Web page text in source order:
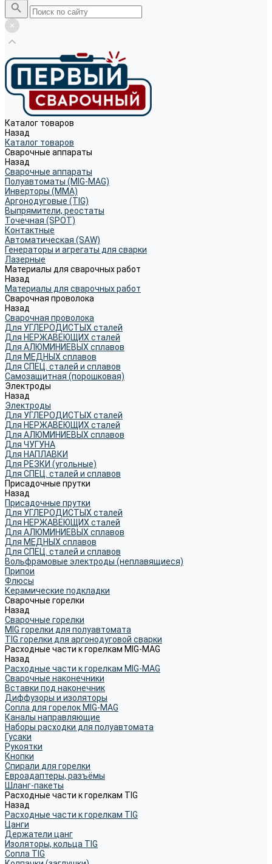
Каталог товаров
Назад
Каталог товаров
Сварочные аппараты
Назад
Сварочные аппараты
Полуавтоматы (MIG-MAG)
Инверторы (MMA)
Аргонодуговые (TIG)
Выпрямители, реостаты
Точечная (SPOT)
Контактные
Автоматическая (SAW)
Генераторы и агрегаты для сварки
Лазерные
Материалы для сварочных работ
Назад
Материалы для сварочных работ
Сварочная проволока
Назад
Сварочная проволока
Для УГЛЕРОДИСТЫХ сталей
Для НЕРЖАВЕЮЩИХ сталей
Для АЛЮМИНИЕВЫХ сплавов
Для МЕДНЫХ сплавов
Для СПЕЦ. сталей и сплавов
Самозащитная (порошковая)
Электроды
Назад
Электроды
Для УГЛЕРОДИСТЫХ сталей
Для НЕРЖАВЕЮЩИХ сталей
Для АЛЮМИНИЕВЫХ сплавов
Для ЧУГУНА
Для НАПЛАВКИ
Для РЕЗКИ (угольные)
Для СПЕЦ. сталей и сплавов
Присадочные прутки
Назад
Присадочные прутки
Для УГЛЕРОДИСТЫХ сталей
Для НЕРЖАВЕЮЩИХ сталей
Для АЛЮМИНИЕВЫХ сплавов
Для МЕДНЫХ сплавов
Для СПЕЦ. сталей и сплавов
Вольфрамовые электроды (неплавящиеся)
Припои
Флюсы
Керамические подкладки
Сварочные горелки
Назад
Сварочные горелки
MIG горелки для полуавтомата
TIG горелки для аргонодуговой сварки
Расходные части к горелкам MIG-MAG
Назад
Расходные части к горелкам MIG-MAG
Сварочные наконечники
Вставки под наконечник
Диффузоры и изоляторы
Сопла для горелок MIG-MAG
Каналы направляющие
Наборы расходки для полуавтомата
Гусаки
Рукоятки
Кнопки
Спирали для горелки
Евроадаптеры, разъёмы
Шланг-пакеты
Расходные части к горелкам TIG
Назад
Расходные части к горелкам TIG
Цанги
Держатели цанг
Изоляторы, кольца TIG
Сопла TIG